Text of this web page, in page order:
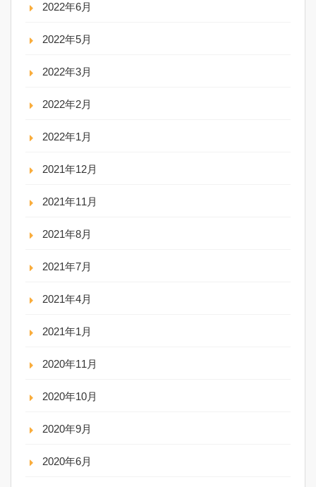
2022年6月
2022年5月
2022年3月
2022年2月
2022年1月
2021年12月
2021年11月
2021年8月
2021年7月
2021年4月
2021年1月
2020年11月
2020年10月
2020年9月
2020年6月